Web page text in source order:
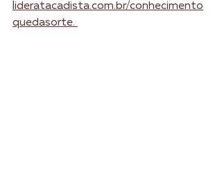
lideratacadista.com.br/conhecimento
quedasorte.